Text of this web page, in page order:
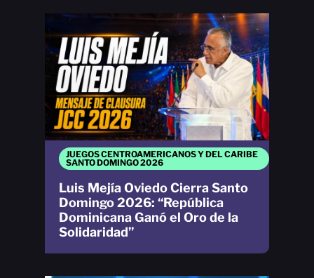
JUEGOS CENTROAMERICANOS Y DEL CARIBE
SANTO DOMINGO 2026
Luis Mejía Oviedo Cierra Santo
Domingo 2026: “República
Dominicana Ganó el Oro de la
Solidaridad”